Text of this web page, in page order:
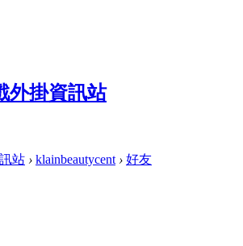
站 › klainbeautycent › 好友